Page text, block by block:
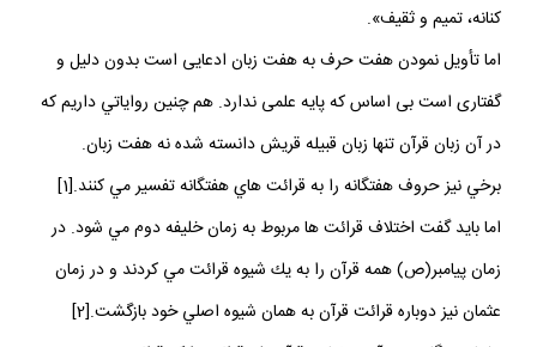
كنانه، تميم و ثقيف».
اما تأويل نمودن هفت حرف به هفت زبان ادعايى است بدون دليل و
گفتارى است بى ‏اساس كه پايه علمى ندارد. هم چنين رواياتي داريم كه
در آن زبان قرآن تنها زبان قبيله قريش دانسته شده نه هفت زبان.
برخي نيز حروف هفتگانه را به قرائت هاي هفتگانه تفسير مي كنند.[1]
اما بايد گفت اختلاف قرائت ها مربوط به زمان خليفه دوم مي شود. در
زمان پيامبر(ص) همه قرآن را به يك شيوه قرائت مي كردند و در زمان
عثمان نيز دوباره قرائت قرآن به همان شيوه اصلي خود بازگشت.[2]